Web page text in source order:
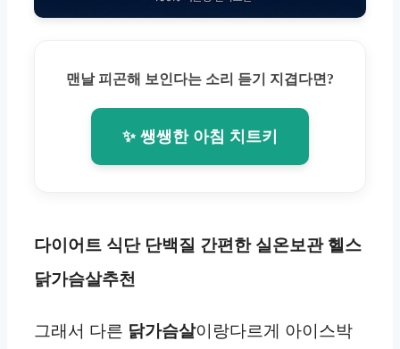
맨날 피곤해 보인다는 소리 듣기 지겹다면?
✨ 쌩쌩한 아침 치트키
다이어트 식단 단백질 간편한 실온보관 헬스
닭가슴살추천
그래서 다른 닭가슴살이랑다르게 아이스박